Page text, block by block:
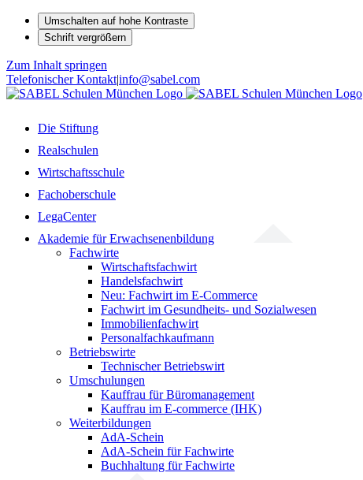
Umschalten auf hohe Kontraste
Schrift vergrößern
Zum Inhalt springen
Telefonischer Kontakt|info@sabel.com
Die Stiftung
Realschulen
Wirtschaftsschule
Fachoberschule
LegaCenter
Akademie für Erwachsenenbildung
Fachwirte
Wirtschaftsfachwirt
Handelsfachwirt
Neu: Fachwirt im E-Commerce
Fachwirt im Gesundheits- und Sozialwesen
Immobilienfachwirt
Personalfachkaufmann
Betriebswirte
Technischer Betriebswirt
Umschulungen
Kauffrau für Büromanagement
Kauffrau im E-commerce (IHK)
Weiterbildungen
AdA-Schein
AdA-Schein für Fachwirte
Buchhaltung für Fachwirte